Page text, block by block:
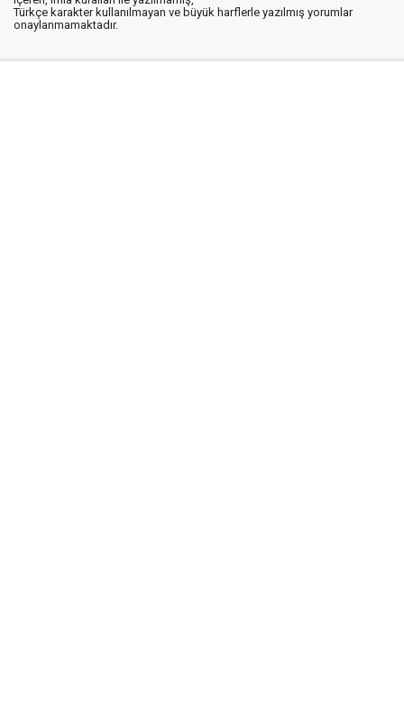
Türkçe karakter kullanılmayan ve büyük harflerle yazılmış yorumlar
onaylanmamaktadır.